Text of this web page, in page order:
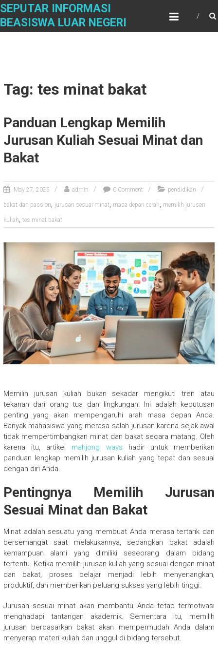
Skip
content
SEPUTAR INFORMASI
BEASISWA LUAR NEGERI
Tag: tes minat bakat
Panduan Lengkap Memilih
Jurusan Kuliah Sesuai Minat dan
Bakat
May 27, 2025 admin 0 Comment pendidikan
bakat dan passion, jurusan sesuai minat, masa depan cerah, memilih jurusan
kuliah, tes minat bakat
Memilih jurusan kuliah bukan sekadar mengikuti tren atau
tekanan dari orang tua dan lingkungan. Ini adalah keputusan
penting yang akan mempengaruhi arah masa depan Anda.
Banyak mahasiswa yang merasa salah jurusan karena sejak awal
tidak mempertimbangkan minat dan bakat secara matang. Oleh
karena itu, artikel mahjong ways hadir untuk memberikan
panduan lengkap memilih jurusan kuliah yang tepat dan sesuai
dengan diri Anda.
Pentingnya Memilih Jurusan
Sesuai Minat dan Bakat
Minat adalah sesuatu yang membuat Anda merasa tertarik dan
bersemangat saat melakukannya, sedangkan bakat adalah
kemampuan alami yang dimiliki seseorang dalam bidang
tertentu. Ketika memilih jurusan kuliah yang sesuai dengan minat
dan bakat, proses belajar menjadi lebih menyenangkan,
produktif, dan memberikan peluang sukses yang lebih tinggi.
Jurusan sesuai minat akan membantu Anda tetap termotivasi
menghadapi tantangan akademik. Sementara itu, memilih
jurusan berdasarkan bakat akan mempermudah Anda dalam
menyerap materi kuliah dan unggul di bidang tersebut.